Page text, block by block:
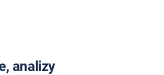
analizy